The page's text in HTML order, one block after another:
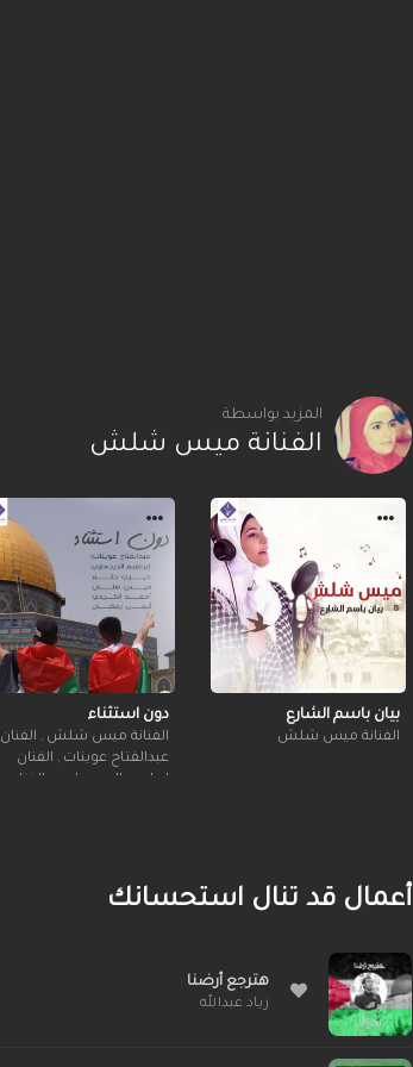
المزيد بواسطة
الفنانة ميس شلش
بيان باسم الشارع
الفنانة ميس شلش
دون استثناء
الفنانة ميس شلش , الفنان
عبدالفتاح عوينات , الفنان
أعمال قد تنال استحسانك
هترجع أرضنا
زياد عبدالله